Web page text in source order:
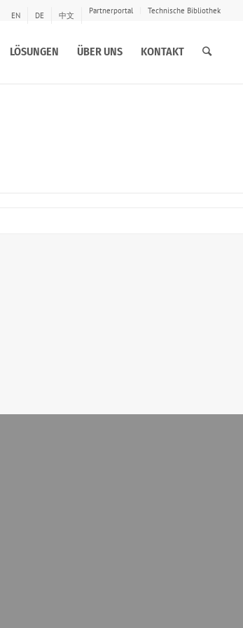
EN DE 中文 Partnerportal Technische Bibliothek
LÖSUNGEN ÜBER UNS KONTAKT